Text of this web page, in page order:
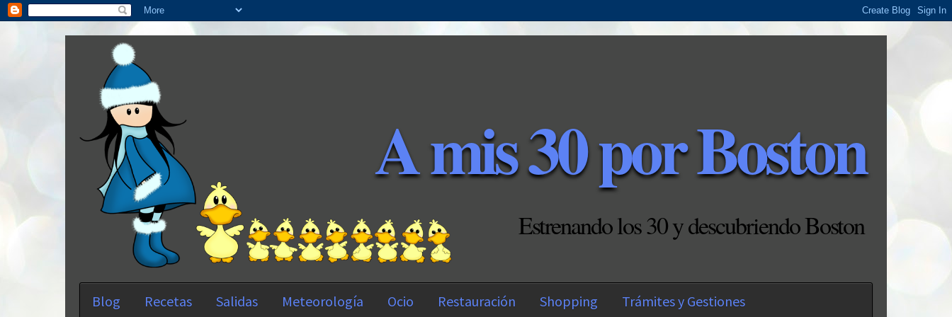
A mis 30 por Boston
Estrenando los 30 y descubriendo Boston
Blog Recetas Salidas Meteorología Ocio Restauración Shopping Trámites y Gestiones